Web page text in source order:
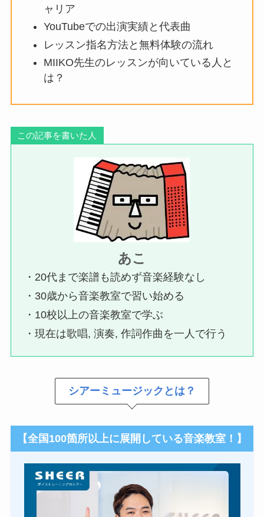
ャリア
YouTubeでの出演実績と代表曲
レッスン指名方法と無料体験の流れ
MIIKO先生のレッスンが向いている人と
は？
この記事を書いた人
あこ
・20代まで楽譜も読めず音楽経験なし
・30歳から音楽教室で習い始める
・10校以上の音楽教室で学ぶ
・現在は歌唱, 演奏, 作詞作曲を一人で行う
シアーミュージックとは？
【全国100箇所以上に展開している音楽教室！ 】